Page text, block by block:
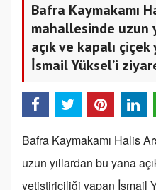
Bafra Kaymakamı
mahallesinde uzun
açık ve kapalı
İsmail Yüksel’i
Bafra Kaymakamı Halis
uzun yıllardan bu yana
yetiştiriciliği yapan İsmail